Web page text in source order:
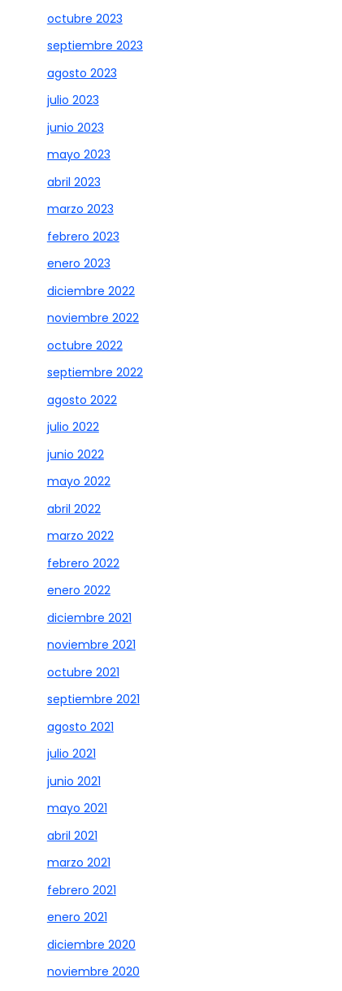
octubre 2023
septiembre 2023
agosto 2023
julio 2023
junio 2023
mayo 2023
abril 2023
marzo 2023
febrero 2023
enero 2023
diciembre 2022
noviembre 2022
octubre 2022
septiembre 2022
agosto 2022
julio 2022
junio 2022
mayo 2022
abril 2022
marzo 2022
febrero 2022
enero 2022
diciembre 2021
noviembre 2021
octubre 2021
septiembre 2021
agosto 2021
julio 2021
junio 2021
mayo 2021
abril 2021
marzo 2021
febrero 2021
enero 2021
diciembre 2020
noviembre 2020